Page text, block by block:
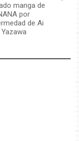
manga de
por
de Ai
Yazawa